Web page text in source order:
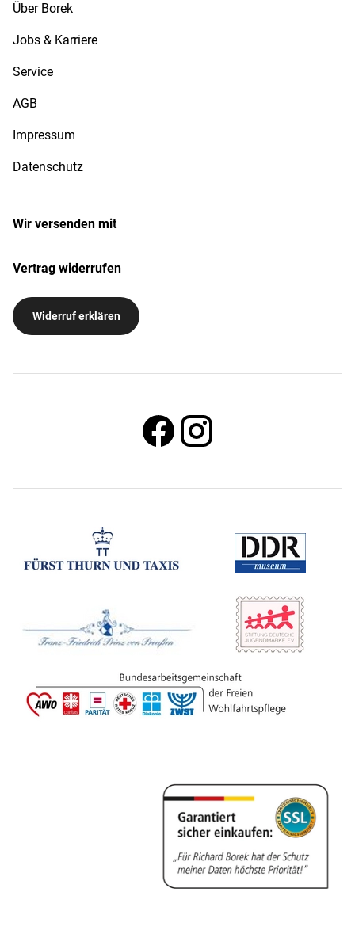
Über Borek
Jobs & Karriere
Service
AGB
Impressum
Datenschutz
Wir versenden mit
Vertrag widerrufen
Widerruf erklären